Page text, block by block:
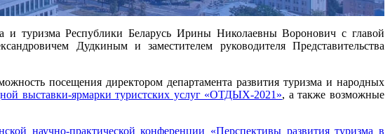
и туризма Республики Беларусь Ирины Николаевны Воронович с главой
Дудкиным и заместителем руководителя Представительства
посещения директором департамента развития туризма и народных
выставки-ярмарки туристских услуг «ОТДЫХ-2021», а также возможные
научно-практической конференции «Перспективы развития туризма в